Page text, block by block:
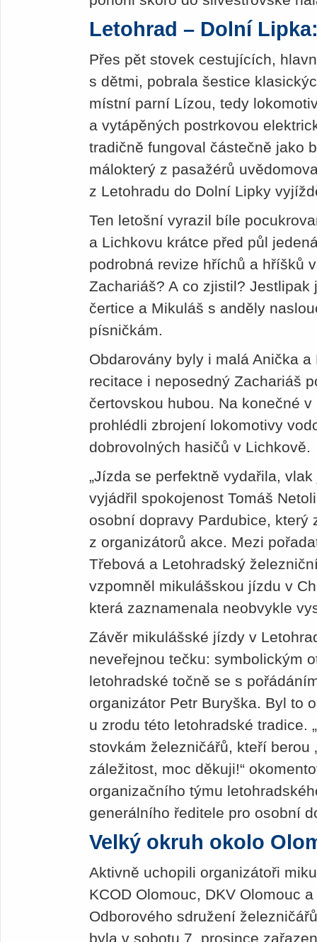
Letohrad – Dolní
Přes pět stovek cestujících,
s dětmi, pobrala šestice
místní parní Lízou, tedy
a vytápěných postrkovou
tradičně fungoval částečně jako
málokterý z pasažérů
z Letohradu do Dolní Lipky
Ten letošní vyrazil bíle
a Lichkovu krátce před půl
podrobná revize hříchů a hříšků
Zachariáš? A co zjistil? Jestlipak
čertice a Mikuláš s anděly
písničkám.
Obdarovány byly i malá Anička
recitace i neposedný Zachariáš
čertovskou hubou. Na konečné
prohlédli zbrojení lokomotivy
dobrovolných hasičů v Lichkově.
„Jízda se perfektně vydařila,
vyjádřil spokojenost Tomáš
osobní dopravy Pardubice, který
z organizátorů akce. Mezi
Třebová a Letohradský
vzpomněl mikulášskou jízdu v
která zaznamenala neobvykle
Závěr mikulášské jízdy v
neveřejnou tečku: symbolickým
letohradské točně se s
organizátor Petr Buryška. Byl to
u zrodu této letohradské tradice.
stovkám železničářů, kteří berou
záležitost, moc děkuji!“
organizačního týmu
generálního ředitele pro osobní
Velký okruh okolo
Aktivně uchopili organizátoři
KCOD Olomouc, DKV Olomouc
Odborového sdružení
byla v sobotu 7. prosince